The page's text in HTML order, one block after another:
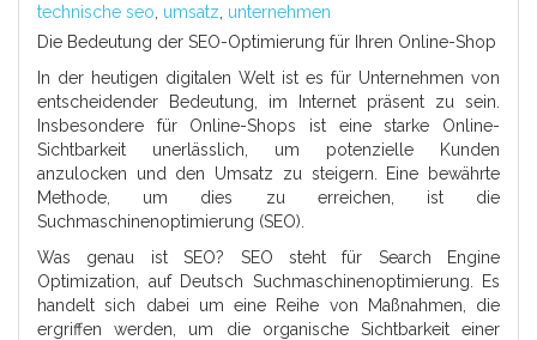
technische seo umsatz unternehmen
Die Bedeutung der SEO-Optimierung für Ihren Online-Shop
In der heutigen digitalen Welt ist es für Unternehmen von
entscheidender Bedeutung, im Internet präsent zu sein.
Insbesondere für Online-Shops ist eine starke Online-
Sichtbarkeit unerlässlich, um potenzielle Kunden
anzulocken und den Umsatz zu steigern. Eine bewährte
Methode, um dies zu erreichen, ist die
Suchmaschinenoptimierung (SEO).
Was genau ist SEO? SEO steht für Search Engine
Optimization, auf Deutsch Suchmaschinenoptimierung. Es
handelt sich dabei um eine Reihe von Maßnahmen, die
ergriffen werden, um die organische Sichtbarkeit einer